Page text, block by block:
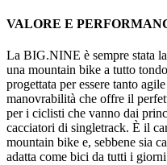
VALORE E
La BIG.NINE è sempre stata
una mountain bike a tutto
progettata per essere tanto
manovrabilità che offre il
per i ciclisti che vanno dai
cacciatori di singletrack. È il
mountain bike e, sebbene sia
adatta come bici da tutti i